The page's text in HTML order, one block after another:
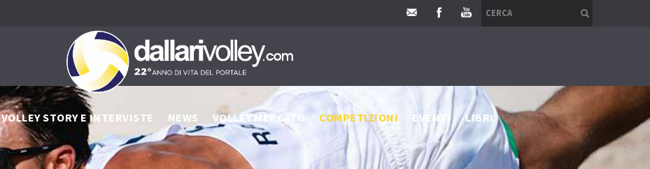
VOLLEY STORY E INTERVISTE NEWS VOLLEY MERCATO COMPETIZIONI EVENTI LIBRI